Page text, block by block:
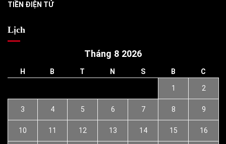
TIỀN ĐIỆN TỬ
Lịch
Tháng 8 2026
H B T N S B C
1 2
3 4 5 6 7 8 9
10 11 12 13 14 15 16